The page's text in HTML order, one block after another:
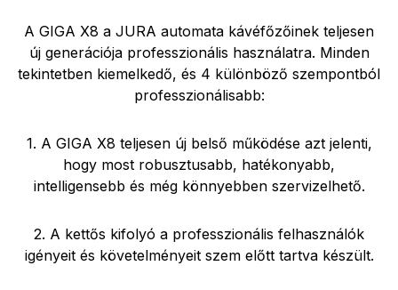
A GIGA X8 a JURA automata kávéfőzőinek teljesen
új generációja professzionális használatra. Minden
tekintetben kiemelkedő, és 4 különböző szempontból
professzionálisabb:
1. A GIGA X8 teljesen új belső működése azt jelenti,
hogy most robusztusabb, hatékonyabb,
intelligensebb és még könnyebben szervizelhető.
2. A kettős kifolyó a professzionális felhasználók
igényeit és követelményeit szem előtt tartva készült.